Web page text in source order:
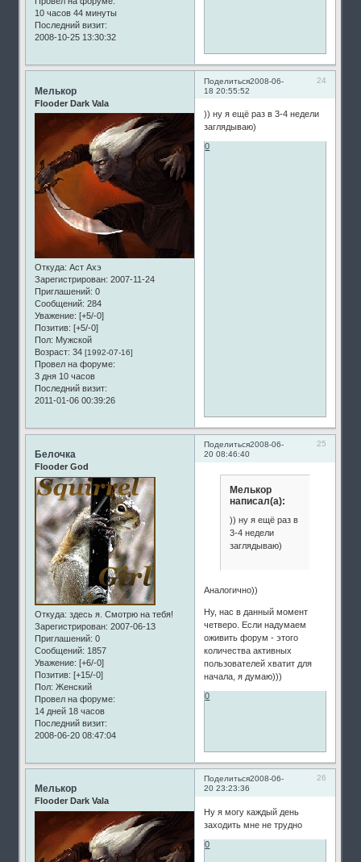
10 часов 44 минуты
Последний визит:
2008-10-25 13:30:32
Поделиться 24
2008-06-
18 20:55:52
Мелькор
Flooder Dark Vala
Откуда: Аст Ахэ
Зарегистрирован: 2007-11-24
Приглашений: 0
Сообщений: 284
Уважение: [+5/-0]
Позитив: [+5/-0]
Пол: Мужской
Возраст: 34[1992-07-16]
Провел на форуме:
3 дня 10 часов
Последний визит:
2011-01-06 00:39:26
)) ну я ещё раз в 3-4 недели
заглядываю)
0
Поделиться 25
2008-06-
20 08:46:40
Белочка
Flooder God
Откуда: здесь я. Смотрю на тебя!
Зарегистрирован: 2007-06-13
Приглашений: 0
Сообщений: 1857
Уважение: [+6/-0]
Позитив: [+15/-0]
Пол: Женский
Провел на форуме:
14 дней 18 часов
Последний визит:
2008-06-20 08:47:04
Мелькор
написал(а):
)) ну я ещё раз в
3-4 недели
заглядываю)
Аналогично))
Ну, нас в данный момент
четверо. Если надумаем
оживить форум - этого
количества активных
пользователей хватит для
начала, я думаю)))
0
Поделиться 26
2008-06-
20 23:23:36
Мелькор
Flooder Dark Vala
Ну я могу каждый день
заходить мне не трудно
0